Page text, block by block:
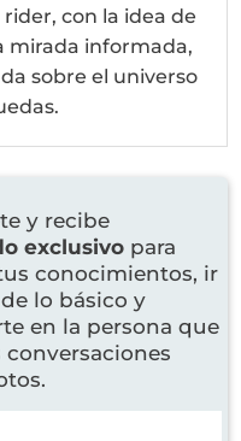
con la idea de
mirada informada,
sobre el universo
y recibe
exclusivo para
conocimientos, ir
lo básico y
en la persona que
conversaciones